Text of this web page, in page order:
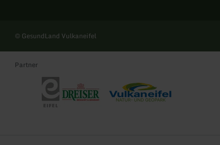
© GesundLand Vulkaneifel
Partner
Eifel Tourismus